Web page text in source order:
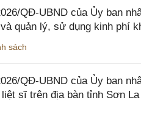
QĐ-UBND của Ủy ban
quản lý, sử dụng kinh phí
sách
QĐ-UBND của Ủy ban
sĩ trên địa bàn tỉnh Sơn La